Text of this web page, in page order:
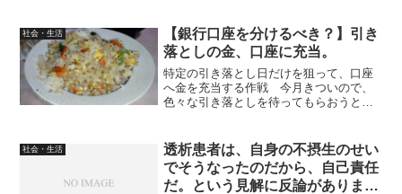
社会・生活
【銀行口座を分けるべき？】引き
落としの金、口座に充当。
特定の引き落とし日だけを狙って、口座
へ金を充当する作戦 今月きついので、
色々な引き落としを待ってもらおうと思
滞するとマイクロソフトOfficeが止まるか
もだし...
社会・生活
透析患者は、自身の不摂生のせい
でそうなったのだから、自己責任
だ。という見解に反論がありま